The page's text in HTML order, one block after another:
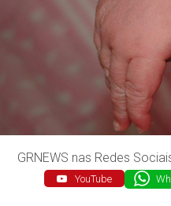
GRNEWS nas Redes
YouTube